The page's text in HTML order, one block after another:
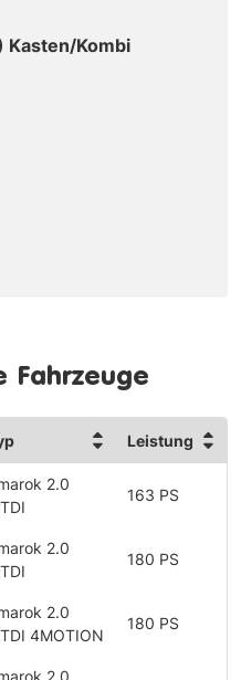
Kasten/Kombi
Fahrzeuge
Leistung
2.0
163 PS
2.0
180 PS
2.0
4MOTION
180 PS
2.0